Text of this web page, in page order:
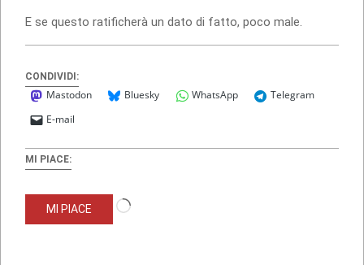
E se questo ratificherà un dato di fatto, poco male.
CONDIVIDI:
Mastodon Bluesky WhatsApp
Telegram
E-mail
MI PIACE:
MI PIACE
Caricamento